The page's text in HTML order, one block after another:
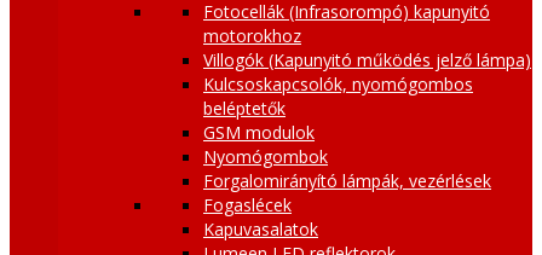
Fotocellák (Infrasorompó) kapunyitó
motorokhoz
Villogók (Kapunyitó működés jelző lámpa)
Kulcsoskapcsolók, nyomógombos
beléptetők
GSM modulok
Nyomógombok
Forgalomirányító lámpák, vezérlések
Fogaslécek
Kapuvasalatok